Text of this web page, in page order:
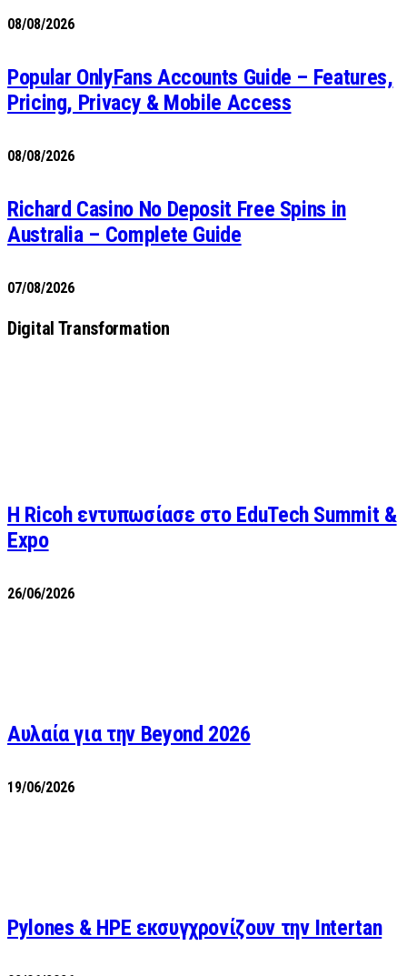
08/08/2026
Popular OnlyFans Accounts Guide – Features,
Pricing, Privacy & Mobile Access
08/08/2026
Richard Casino No Deposit Free Spins in
Australia – Complete Guide
07/08/2026
Digital Transformation
Η Ricoh εντυπωσίασε στο EduTech Summit &
Expo
26/06/2026
Αυλαία για την Beyond 2026
19/06/2026
Pylones & HPE εκσυγχρονίζουν την Intertan